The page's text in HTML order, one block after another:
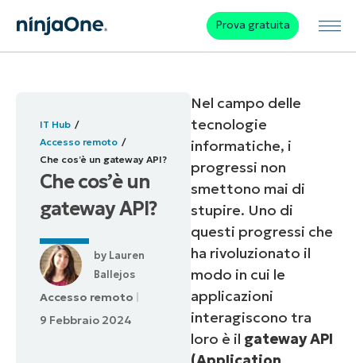
Prova gratuita
IT Hub
Accesso remoto
Che cos’è un gateway API?
Che cos’è un
gateway API?
byLauren
Ballejos
Accesso remoto
9 Febbraio 2024
Nel campo delle
tecnologie
informatiche, i
progressi non
smettono mai di
stupire. Uno di
questi progressi che
ha rivoluzionato il
modo in cui le
applicazioni
interagiscono tra
loro è il gateway API